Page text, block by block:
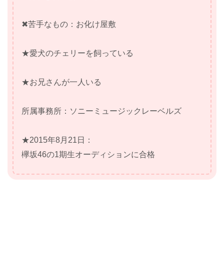
✖苦手なもの：お化け屋敷
★愛犬のチェリーを飼っている
★お兄さんが一人いる
所属事務所：ソニーミュージックレーベルズ
★2015年8月21日：
欅坂46の1期生オーディションに合格